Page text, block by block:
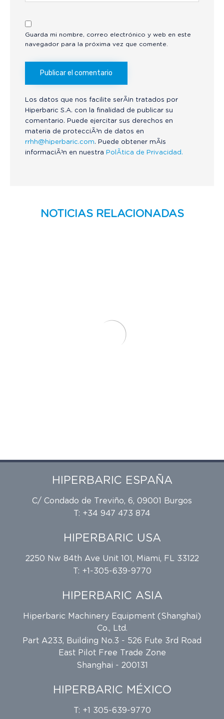
Guarda mi nombre, correo electrónico y web en este
navegador para la próxima vez que comente.
Los datos que nos facilite serÃ¡n tratados por
Hiperbaric S.A. con la finalidad de publicar su
comentario. Puede ejercitar sus derechos en
materia de protecciÃ³n de datos en
rrhh@hiperbaric.com. Puede obtener mÃ¡s
informaciÃ³n en nuestra PolÃ­tica de Privacidad.
NOTICIAS RELACIONADAS
HIPERBARIC ESPAÑA
C/ Condado de Treviño, 6, 09001 Burgos
T: +34 947 473 874
HIPERBARIC USA
2250 Nw 84th Ave Unit 101, Miami, FL 33122
T: +1-305-639-9770
HIPERBARIC ASIA
Hiperbaric Machinery Equipment (Shanghai)
Co., Ltd.
Part A233, Building No.3 - 526 Fute 3rd Road
East Pilot Free Trade Zone
Shanghai - 200131
HIPERBARIC MÉXICO
T: +1 305-639-9770